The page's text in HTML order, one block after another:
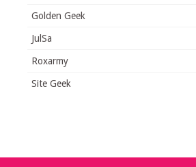
Golden Geek
JulSa
Roxarmy
Site Geek